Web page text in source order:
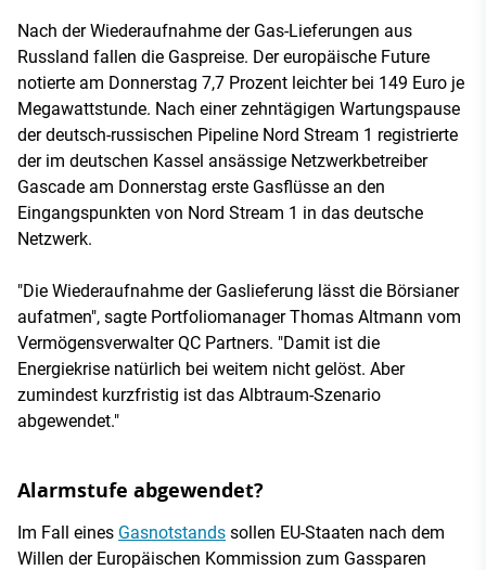
Nach der Wiederaufnahme der Gas-Lieferungen aus
Russland fallen die Gaspreise. Der europäische Future
notierte am Donnerstag 7,7 Prozent leichter bei 149 Euro je
Megawattstunde. Nach einer zehntägigen Wartungspause
der deutsch-russischen Pipeline Nord Stream 1 registrierte
der im deutschen Kassel ansässige Netzwerkbetreiber
Gascade am Donnerstag erste Gasflüsse an den
Eingangspunkten von Nord Stream 1 in das deutsche
Netzwerk.
"Die Wiederaufnahme der Gaslieferung lässt die Börsianer
aufatmen", sagte Portfoliomanager Thomas Altmann vom
Vermögensverwalter QC Partners. "Damit ist die
Energiekrise natürlich bei weitem nicht gelöst. Aber
zumindest kurzfristig ist das Albtraum-Szenario
abgewendet."
Alarmstufe abgewendet?
Im Fall eines Gasnotstands sollen EU-Staaten nach dem
Willen der Europäischen Kommission zum Gassparen